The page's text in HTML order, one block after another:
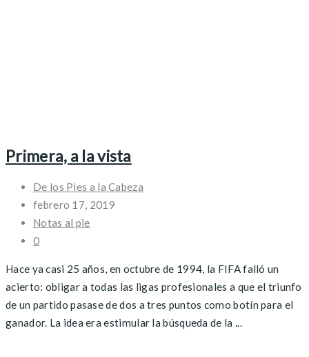
Primera, a la vista
De los Pies a la Cabeza
febrero 17, 2019
Notas al pie
0
Hace ya casi 25 años, en octubre de 1994, la FIFA falló un
acierto: obligar a todas las ligas profesionales a que el triunfo
de un partido pasase de dos a tres puntos como botín para el
ganador. La idea era estimular la búsqueda de la ...